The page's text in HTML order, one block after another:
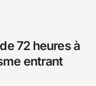
72 heures à
entrant